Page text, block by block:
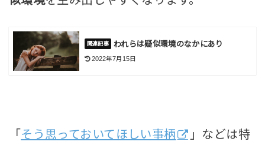
われらは疑似環境のなかにあり
2022年7月15日
「 そう思っておいてほしい事柄
」などは特